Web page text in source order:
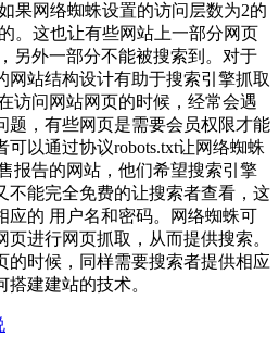
果网络蜘蛛设置的访问层数为2的
。这也让有些网站上一部分网页
另外一部分不能被搜索到。对于
网站结构设计有助于搜索引擎抓取
访问网站网页的时候，经常会遇
题，有些网页是需要会员权限才能
以通过协议robots.txt让网络蜘蛛
报告的网站，他们希望搜索引擎
不能完全免费的让搜索者查看，这
应的 用户名和密码。网络蜘蛛可
进行网页抓取，从而提供搜索。
的时候，同样需要搜索者提供相应
建建站的技术。